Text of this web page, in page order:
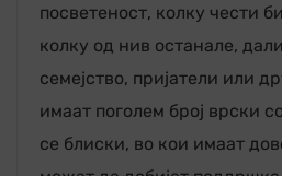
посветеност, колку чести
колку од нив останале,
семејство, пријатели или
имаат поголем број врски
се блиски, во кои имаат